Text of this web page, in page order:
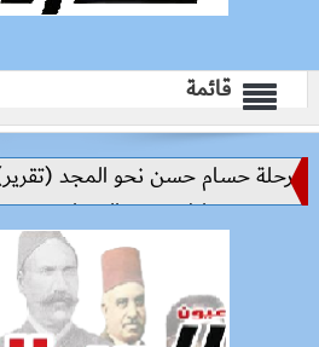
قائمة
حسام حسن نحو المجد (تقرير)
من مخاطر مرض السعار
وزيرة